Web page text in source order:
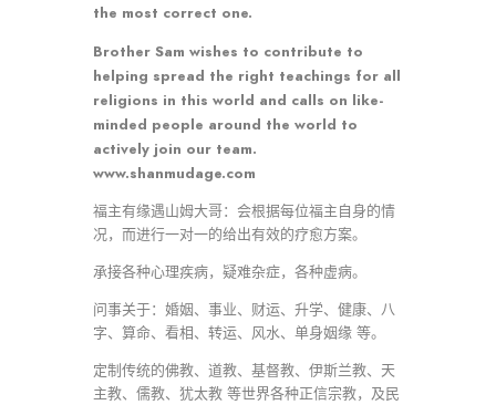
the most correct one.
Brother Sam wishes to contribute to
helping spread the right teachings for all
religions in this world and calls on like-
minded people around the world to
actively join our team.
www.shanmudage.com
福主有缘遇山姆大哥：会根据每位福主自身的情
况，而进行一对一的给出有效的疗愈方案。
承接各种心理疾病，疑难杂症，各种虚病。
问事关于：婚姻、事业、财运、升学、健康、八
字、算命、看相、转运、风水、单身姻缘 等。
定制传统的佛教、道教、基督教、伊斯兰教、天
主教、儒教、犹太教 等世界各种正信宗教，及民